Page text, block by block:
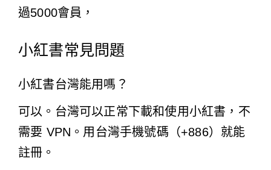
過5000會員，
小紅書常見問題
小紅書台灣能用嗎？
可以。台灣可以正常下載和使用小紅書，不
需要 VPN。用台灣手機號碼（+886）就能
註冊。